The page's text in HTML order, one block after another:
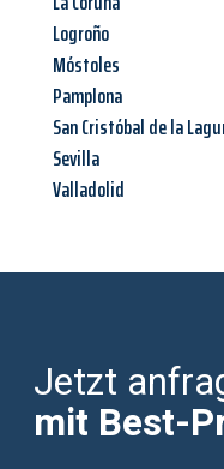
Logroño
Móstoles
Pamplona
San Cristóbal de la
Sevilla
Valladolid
Jetzt
mit Best-